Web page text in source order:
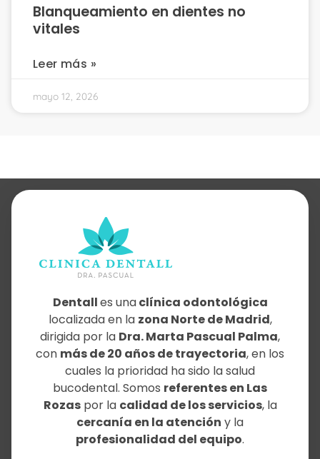
Blanqueamiento en dientes no
vitales
Leer más »
mayo 12, 2026
Dentalles unaclínica odontológica
localizada en la zona Norte de Madrid,
dirigida por la Dra. Marta Pascual Palma,
con más de 20 años de trayectoria, en los
cuales la prioridad ha sido la salud
bucodental. Somos referentes en Las
Rozaspor la calidad de los servicios, la
cercanía en la atención y la
profesionalidad del equipo.